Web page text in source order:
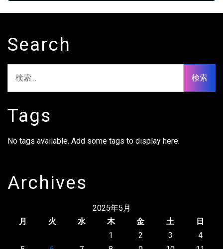
Search
索:
Tags
No tags available. Add some tags to display here.
Archives
2025年5月
月
火 水 木 金 土
日
1
2 3
4